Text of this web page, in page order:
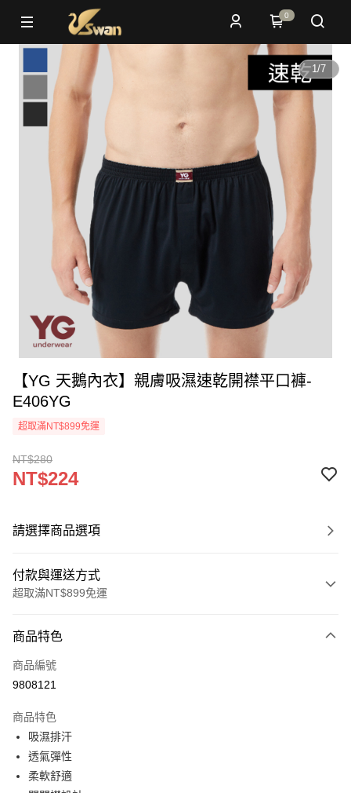
0
1/7
【YG 天鵝內衣】親膚吸濕速乾開襟平口褲-
E406YG
超取滿NT$899免運
NT$280
NT$224
請選擇商品選項
付款與運送方式
超取滿NT$899免運
信用卡一次付款
超商取貨付款
街口支付
悠遊付
商品特色
商品編號
9808121
商品特色
吸濕排汗
透氣彈性
柔軟舒適